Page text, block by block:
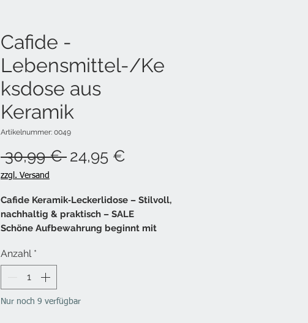
Cafide -
Lebensmittel-/Ke
ksdose aus
Keramik
Artikelnummer: 0049
30,99 € Standardpreis
24,95 €
zzgl. Versand
Cafide Keramik‑Leckerlidose – Stilvoll,
nachhaltig & praktisch – SALE
Schöne Aufbewahrung beginnt mit
Die handgefertigte Cafide
verbindet zeitloses Design, nachhaltige
Keramik und praktische Funktion –
Anzahl *
Nur noch 9 verfügbar